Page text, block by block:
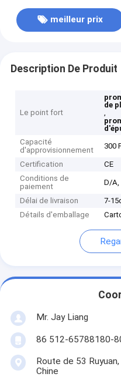
meilleur prix
Description De Produit
Le point fort
de
,
Capacité
d'approvisionnement
300
Certification
CE
Conditions de
paiement
D/A,
Délai de livraison
7-
Détails d'emballage
Mr. Jay Liang
86 512-65788180-
Route de 53
Chine